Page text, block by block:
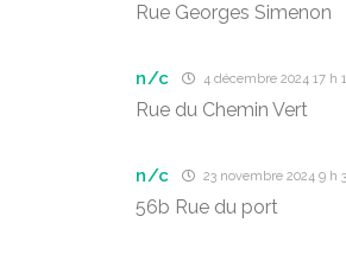
Rue Georges Simenon
n/c 4 décembre 2024 17 h
Rue du Chemin Vert
n/c 23 novembre 2024 9 h
56b Rue du port